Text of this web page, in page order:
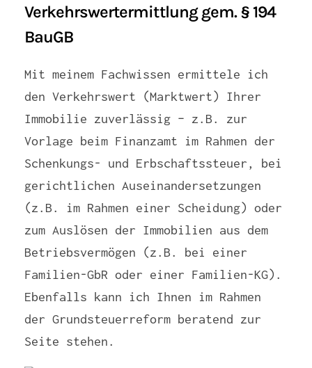
Verkehrswertermittlung gem. § 194
BauGB
Mit meinem Fachwissen ermittele ich
den Verkehrswert (Marktwert) Ihrer
Immobilie zuverlässig – z.B. zur
Vorlage beim Finanzamt im Rahmen der
Schenkungs- und Erbschaftssteuer, bei
gerichtlichen Auseinandersetzungen
(z.B. im Rahmen einer Scheidung) oder
zum Auslösen der Immobilien aus dem
Betriebsvermögen (z.B. bei einer
Familien-GbR oder einer Familien-KG).
Ebenfalls kann ich Ihnen im Rahmen
der Grundsteuerreform beratend zur
Seite stehen.